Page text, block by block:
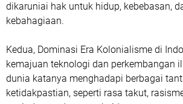
dikaruniai hak untuk hidup, kebebasan,
kebahagiaan.
Kedua, Dominasi Era Kolonialisme di
kemajuan teknologi dan perkembangan
dunia katanya menghadapi berbagai
ketidakpastian, seperti rasa takut,